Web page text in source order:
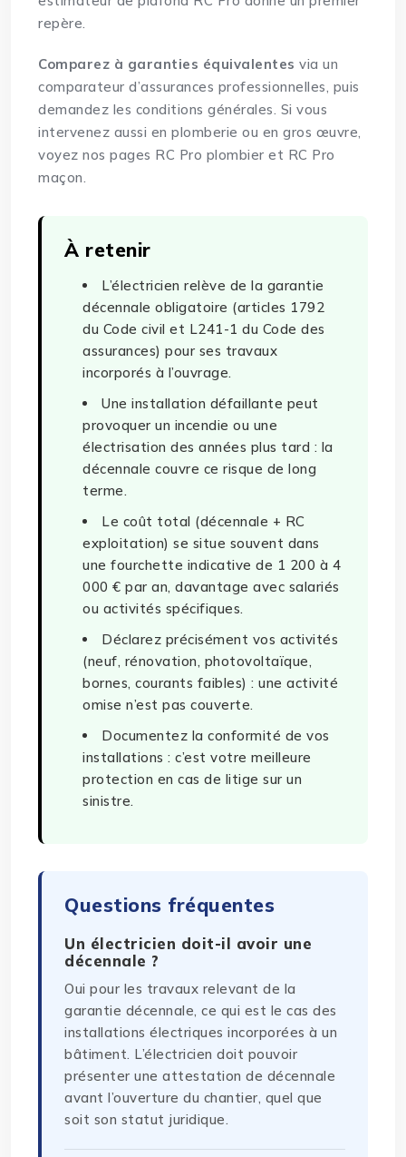
repère.
Comparez à garanties équivalentes via un
comparateur d’assurances professionnelles, puis
demandez les conditions générales. Si vous
intervenez aussi en plomberie ou en gros œuvre,
voyez nos pages RC Pro plombier et RC Pro
maçon.
À retenir
L’électricien relève de la garantie
décennale obligatoire (articles 1792
du Code civil et L241-1 du Code des
assurances) pour ses travaux
incorporés à l’ouvrage.
Une installation défaillante peut
provoquer un incendie ou une
électrisation des années plus tard : la
décennale couvre ce risque de long
terme.
Le coût total (décennale + RC
exploitation) se situe souvent dans
une fourchette indicative de 1 200 à 4
000 € par an, davantage avec salariés
ou activités spécifiques.
Déclarez précisément vos activités
(neuf, rénovation, photovoltaïque,
bornes, courants faibles) : une activité
omise n’est pas couverte.
Documentez la conformité de vos
installations : c’est votre meilleure
protection en cas de litige sur un
sinistre.
Questions fréquentes
Un électricien doit-il avoir une
décennale ?
Oui pour les travaux relevant de la
garantie décennale, ce qui est le cas des
installations électriques incorporées à un
bâtiment. L’électricien doit pouvoir
présenter une attestation de décennale
avant l’ouverture du chantier, quel que
soit son statut juridique.